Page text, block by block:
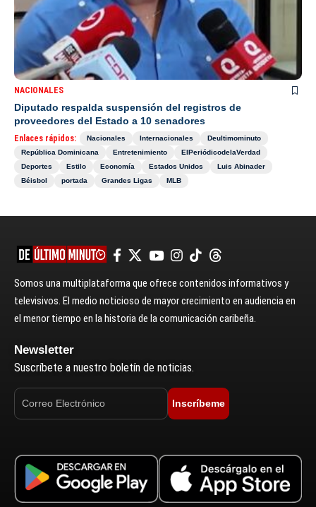
NACIONALES
Diputado respalda suspensión del registros de
proveedores del Estado a 10 senadores
Enlaces rápidos: Nacionales Internacionales
Deultimominuto
República Dominicana
Entretenimiento
ElPeriódicodelaVerdad
Deportes
Estilo Economía Estados Unidos
Luis Abinader
Béisbol
portada Grandes Ligas MLB
Somos una multiplataforma que ofrece contenidos informativos y
televisivos. El medio noticioso de mayor crecimiento en audiencia en
el menor tiempo en la historia de la comunicación caribeña.
Newsletter
Suscríbete a nuestro boletín de noticias.
Inscríbeme